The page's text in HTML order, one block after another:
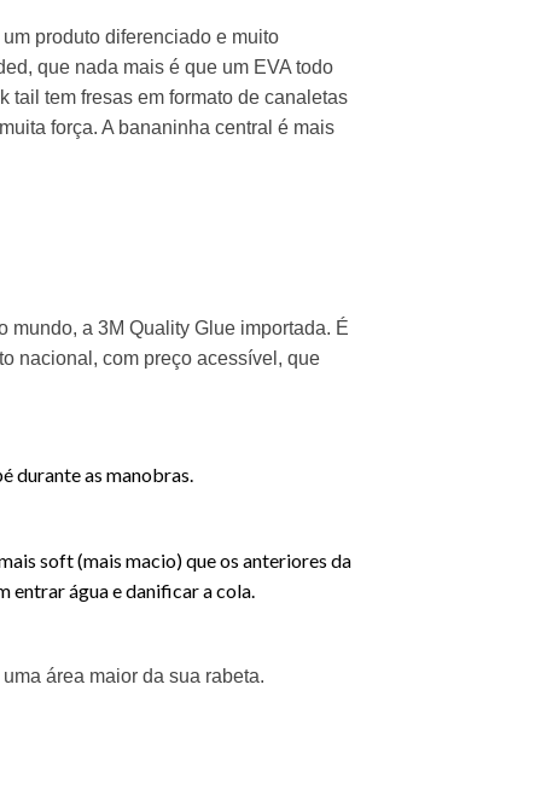
produto diferenciado e muito
que nada mais é que um EVA todo
tail tem fresas em formato de canaletas
força. A bananinha central é mais
a 3M Quality Glue importada. É
nacional, com preço acessível, que
durante as manobras.
soft (mais macio) que os anteriores da
entrar água e danificar a cola.
área maior da sua rabeta.